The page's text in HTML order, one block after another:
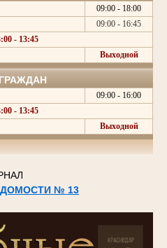
09:00 - 18:00
09:00 - 16:45
- 13:45
Выходной
09:00 - 16:00
- 13:45
Выходной
№ 13